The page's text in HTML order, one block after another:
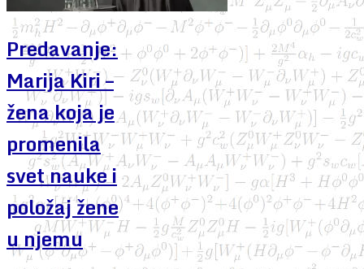
Predavanje:
Marija Kiri –
žena koja je
promenila
svet nauke i
položaj žene
u njemu